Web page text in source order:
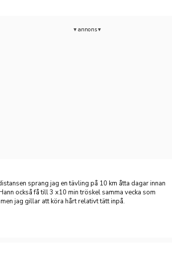
annons
sprang jag en tävling på 10 km åtta dagar innan
också få till 3 x10 min tröskel samma vecka som
jag gillar att köra hårt relativt tätt inpå.